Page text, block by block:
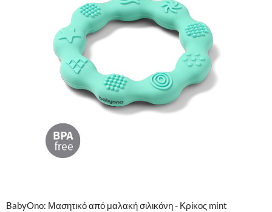
BabyOno: Μασητικό από μαλακή σιλικόνη - Κρίκος mint